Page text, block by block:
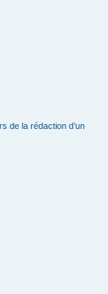
de la rédaction d’un